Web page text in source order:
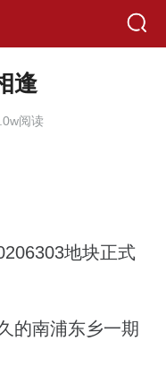
逢
阅读
地块正式
的南浦东乡一期